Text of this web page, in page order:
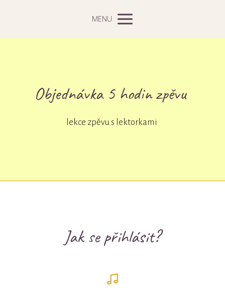
MENU
Objednávka 5 hodin zpěvu
lekce zpěvu s lektorkami
Jak se přihlásit?